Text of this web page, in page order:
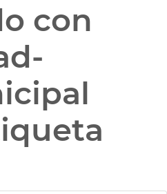
con